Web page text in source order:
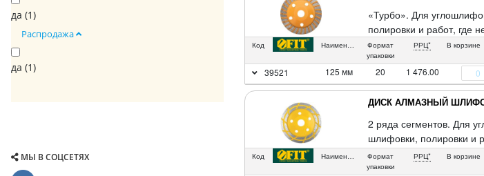
да (1)
Распродажа
да (1)
МЫ В СОЦСЕТЯХ
«Турбо». Для
полировки и работ, где
Код Наименование
Формат
упаковки
РРЦ* В корзине
39521 125 мм 20 1 476.00
ДИСК АЛМАЗНЫЙ
2 ряда сегментов. Для
шлифовки, полировки и
материалам. Упаковка:
Код Наименование
Формат
упаковки
РРЦ* В корзине